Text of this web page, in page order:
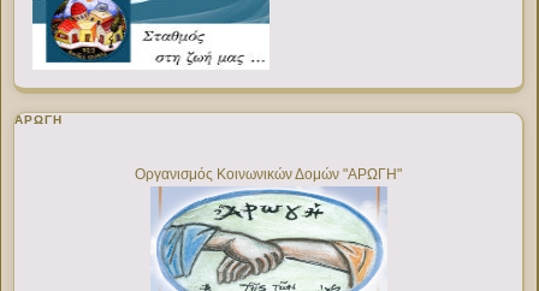
ΑΡΩΓΗ
Οργανισμός Κοινωνικών Δομών "ΑΡΩΓΗ"